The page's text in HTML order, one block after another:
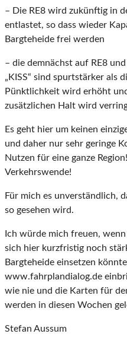
– Die RE8 wird zukünftig in
entlastet, so dass wieder
Bargteheide frei werden
– die demnächst auf RE8
„KISS“ sind spurtstärker als
Pünktlichkeit wird erhöht
zusätzlichen Halt wird
Es geht hier um keinen
und daher nur sehr geringe
Nutzen für eine ganze
Verkehrswende!
Für mich es unverständlich,
so gesehen wird.
Ich würde mich freuen,
sich hier kurzfristig noch
Bargteheide einsetzen
www.fahrplandialog.de
wie nie und die Karten für
werden in diesen Wochen
Stefan Aussum